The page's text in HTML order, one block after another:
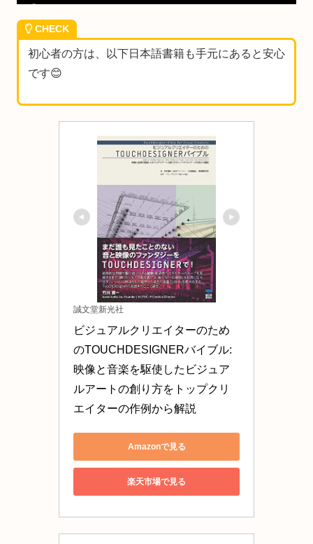
CHECK
初心者の方は、以下日本語書籍も手元にあると安心
です😊
誠文堂新光社
ビジュアルクリエイターのため
のTOUCHDESIGNERバイブル:
映像と音楽を駆使したビジュア
ルアートの創り方をトップクリ
エイターの作例から解説
Amazonで見る
楽天市場で見る